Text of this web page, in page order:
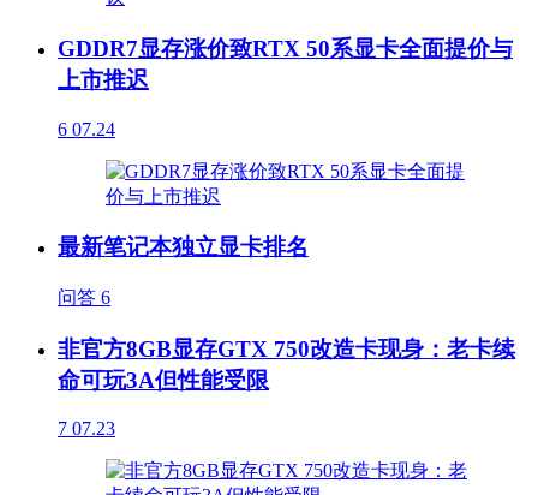
GDDR7显存涨价致RTX 50系显卡全面提价与
上市推迟
6 07.24
最新笔记本独立显卡排名
问答 6
非官方8GB显存GTX 750改造卡现身：老卡续
命可玩3A但性能受限
7 07.23